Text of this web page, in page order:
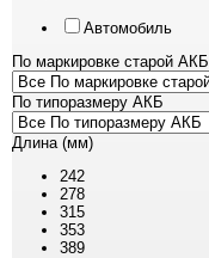
Автомобиль
По маркировке старой АКБ
По типоразмеру АКБ
Длина (мм)
242
278
315
353
389